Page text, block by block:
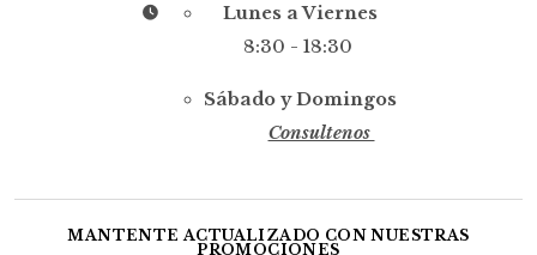
Lunes a Viernes
8:30 - 18:30
Sábado y Domingos
Consultenos
MANTENTE ACTUALIZADO CON NUESTRAS
PROMOCIONES